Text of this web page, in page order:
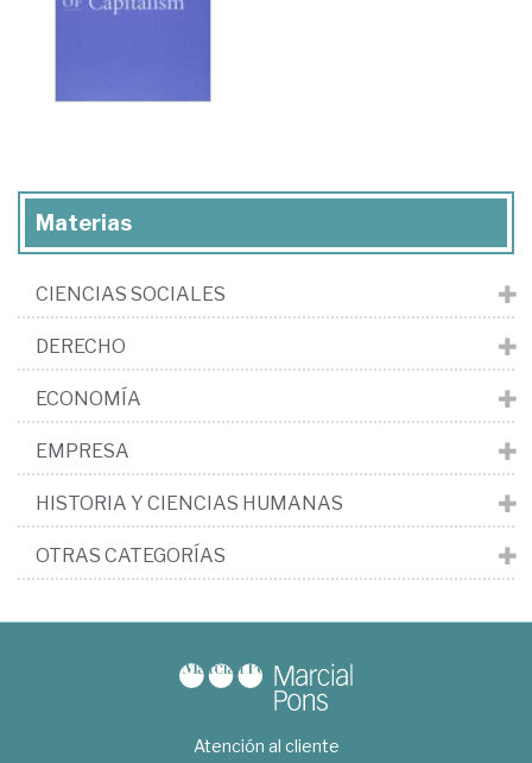
Materias
CIENCIAS SOCIALES
DERECHO
ECONOMÍA
EMPRESA
HISTORIA Y CIENCIAS HUMANAS
OTRAS CATEGORÍAS
Atención al cliente